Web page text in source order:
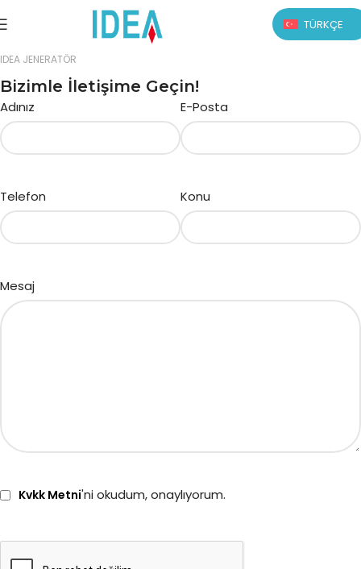
TÜRKÇE
IDEA JENERATÖR
Bizimle İletişime Geçin!
Adınız E-Posta
Telefon Konu
Mesaj
Kvkk Metni'ni okudum, onaylıyorum.